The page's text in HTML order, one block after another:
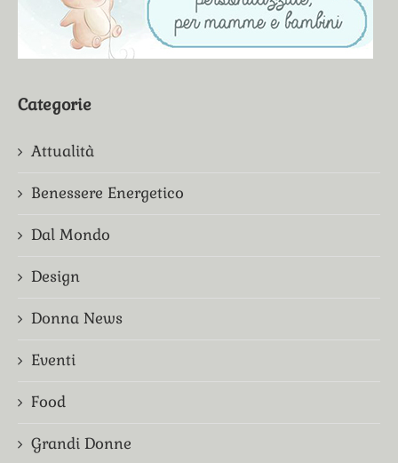
Categorie
Attualità
Benessere Energetico
Dal Mondo
Design
Donna News
Eventi
Food
Grandi Donne